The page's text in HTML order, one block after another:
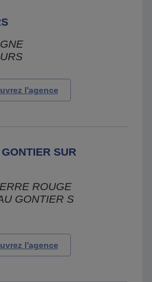
l'agence
SUR
ROUGE
GONTIER S
l'agence